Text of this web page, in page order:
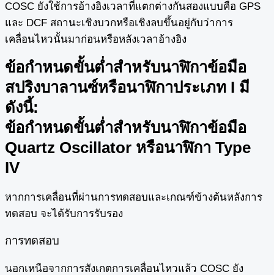
COSC ยังใช้การอ้างอิงเวลาที่แตกต่างกันสองแบบคือ GPS
และ DCF สถานะเชิงบวกหรือเชิงลบขึ้นอยู่กับว่าการ
เคลื่อนไหวนั้นมาก่อนหรือหลังเวลาอ้างอิง
ข้อกำหนดขั้นต่ำสำหรับนาฬิกาข้อมือ
สปริงบาลานซ์หรือนาฬิกาประเภท I มี
ดังนี้:
ข้อกำหนดขั้นต่ำสำหรับนาฬิกาข้อมือ
Quartz Oscillator หรือนาฬิกา Type
IV
หากการเคลื่อนที่ผ่านการทดสอบและเกณฑ์ข้างต้นหลังการ
ทดสอบ จะได้รับการรับรอง
การทดสอบ
นอกเหนือจากการสังเกตการเคลื่อนไหวแล้ว COSC ยัง